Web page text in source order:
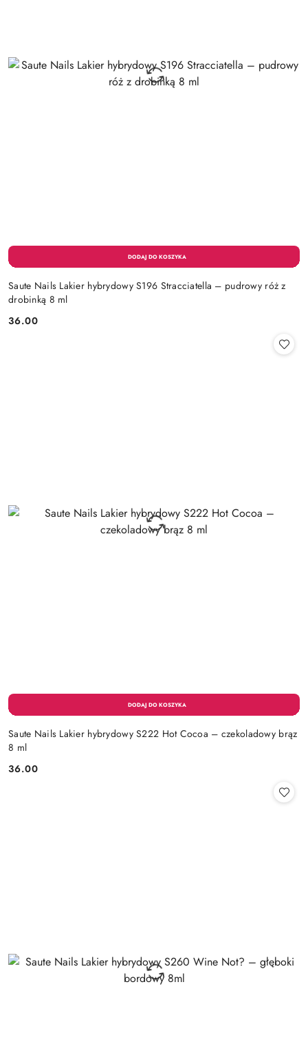
Saute Nails Lakier hybrydowy S196 Stracciatella – pudrowy róż z
drobinką 8 ml
Cena:
36.00
Saute Nails Lakier hybrydowy S222 Hot Cocoa – czekoladowy brąz
8 ml
Cena:
36.00